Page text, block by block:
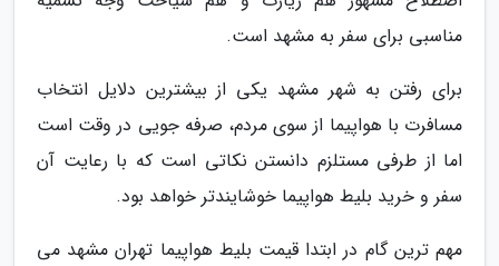
مناسبی برای سفر به مشهد است.
برای رفتن به شهر مشهد یکی از بیشترین دلایل انتخاب
مسافرت با هواپیما از سوی مردم، صرفه جویی در وقت است
اما از طرفی مستلزم دانستن نکاتی است که با رعایت آن
سفر و خرید بلیط هواپیما خوشایندتر خواهد بود.
مهم ترین گام در ابتدا قیمت بلیط هواپیما تهران مشهد می